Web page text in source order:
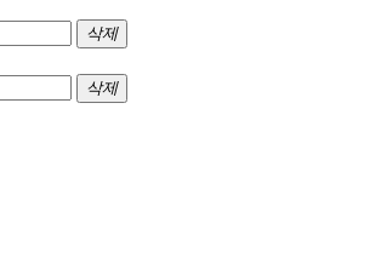
삭제
삭제